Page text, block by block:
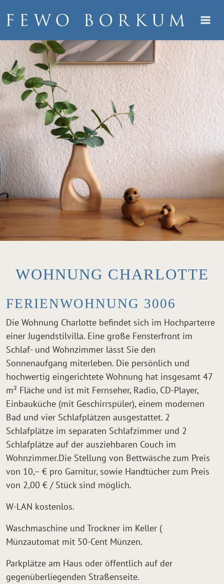
WOHNUNG CHARLOTTE
FERIENWOHNUNG 3006
Die Wohnung Charlotte befindet sich im Hochparterre
einer Jugendstilvilla. Eine große Fensterfront im
Schlaf- und Wohnzimmer lässt Sie den
Sonnenaufgang miterleben. Die persönlich und
hochwertig eingerichtete Wohnung hat insgesamt 47
m² Fläche und ist mit Fernseher, Radio, CD-Player,
Einbauküche (mit Geschirrspüler), einem modernen
Bad und vier Schlafplätzen ausgestattet. 2
Schlafplätze im separaten Schlafzimmer und 2
Schlafplätze auf der ausziehbaren Couch im
Wohnzimmer.Die Stellung von Bettwäsche zum Preis
von 10,– € pro Garnitur, sowie Handtücher zum Preis
von 2,00 € / Stück sind möglich.
W-LAN kostenlos.
Waschmaschine und Trockner im Keller (
Münzautomat mit 50-Cent Münzen.
Parkplätze am Haus oder öffentlich auf der
gegenüberliegenden Straßenseite.